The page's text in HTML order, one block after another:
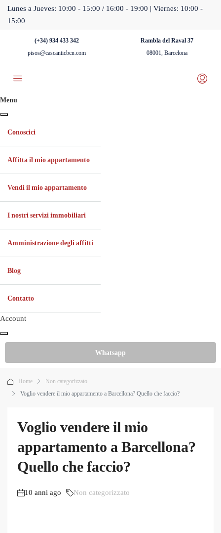
Lunes a Jueves: 10:00 - 15:00 / 16:00 - 19:00 | Viernes: 10:00 -
15:00
(+34) 934 433 342
pisos@cascanticbcn.com
Rambla del Raval 37
08001, Barcelona
Menu
Conoscici
Affitta il mio appartamento
Vendi il mio appartamento
I nostri servizi immobiliari
Amministrazione degli affitti
Blog
Contatto
Account
Whatsapp
Home
Non categorizzato
Voglio vendere il mio appartamento a Barcellona? Quello che faccio?
Voglio vendere il mio
appartamento a Barcellona?
Quello che faccio?
10 anni ago Non categorizzato